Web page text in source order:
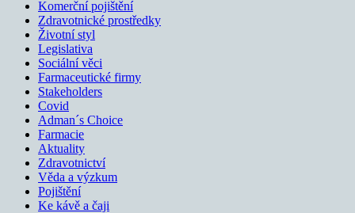
Komerční pojištění
Zdravotnické prostředky
Životní styl
Legislativa
Sociální věci
Farmaceutické firmy
Stakeholders
Covid
Adman´s Choice
Farmacie
Aktuality
Zdravotnictví
Věda a výzkum
Pojištění
Ke kávě a čaji